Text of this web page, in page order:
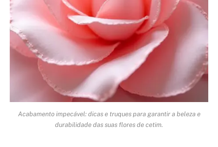
Acabamento impecável: dicas e truques para garantir a beleza e
durabilidade das suas flores de cetim.